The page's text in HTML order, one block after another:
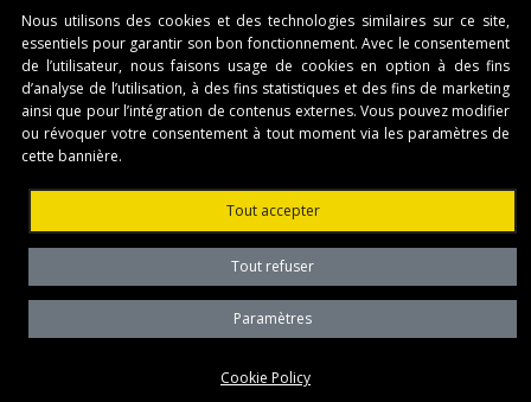
Benincà France (Siège social)
15 Chemin du Bois Rond Båtiment B4
69720 St Bonnet de Mure (France)
BENINCÀ FRANCE - AGENCE NORD OUEST
Parc de Villebon - Bâtiment Fuschia HALL 2 10
avenue du Québec BP 532 91140 Villebon sur Yvette
(France)
TVA: N. FR 36507675601
Nous utilisons des cookies et des technologies similaires sur ce site,
essentiels pour garantir son bon fonctionnement. Avec le consentement
de l’utilisateur, nous faisons usage de cookies en option à des fins
d’analyse de l’utilisation, à des fins statistiques et des fins de marketing
ainsi que pour l’intégration de contenus externes. Vous pouvez modifier
ou révoquer votre consentement à tout moment via les paramètres de
cette bannière.
Tout accepter
Tout refuser
Paramètres
Cookie Policy